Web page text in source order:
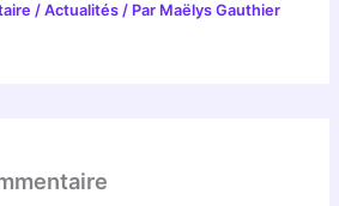
/Actualités / Par Maëlys Gauthier